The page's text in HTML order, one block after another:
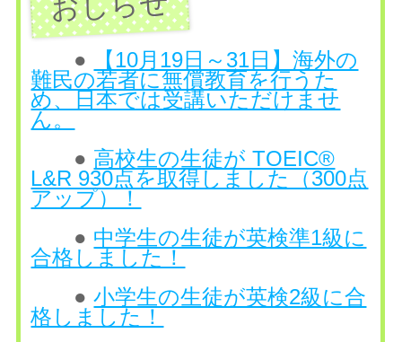
●
【10月19日～31日】海外の
難民の若者に無償教育を行うた
め、日本では受講いただけませ
ん。
● 高校生の生徒が TOEIC®
L&R 930点を取得しました（300点
アップ）！
● 中学生の生徒が英検準1級に
合格しました！
●小学生の生徒が英検2級に合
格しました！